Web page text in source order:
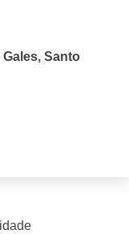
Gales, Santo